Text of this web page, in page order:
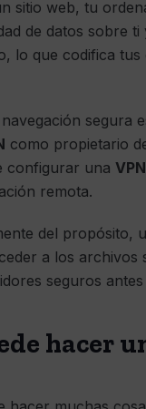
sitio web, tu
de datos sobre
lo que codifica
segura
como propietario
configurar una VPN
remota.
del propósito,
a los
seguros
hacer